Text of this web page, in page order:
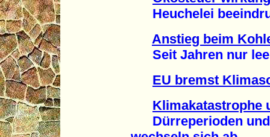
Heuchelei
Anstieg beim
Seit Jahren nur
EU bremst
Klimakatastrophe
Dürreperioden und